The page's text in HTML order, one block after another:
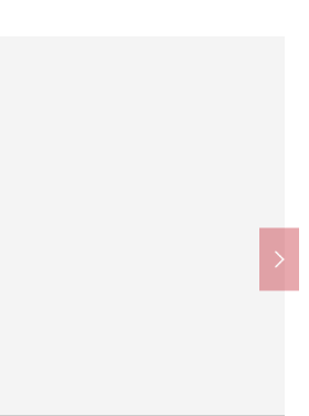
洗脸
公共汽车
外观
共有部分